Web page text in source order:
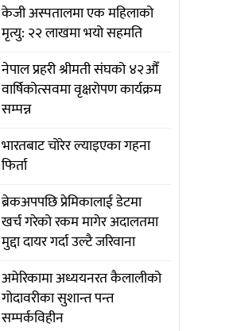
केजी अस्पतालमा एक महिलाको
मृत्यु: २२ लाखमा भयो सहमति
नेपाल प्रहरी श्रीमती संघको ४२औँ
वार्षिकोत्सवमा वृक्षरोपण कार्यक्रम
सम्पन्न
भारतबाट चोरेर ल्याइएका गहना
फिर्ता
ब्रेकअपपछि प्रेमिकालाई डेटमा
खर्च गरेको रकम मागेर अदालतमा
मुद्दा दायर गर्दा उल्टै जरिवाना
अमेरिकामा अध्ययनरत कैलालीको
गोदावरीका सुशान्त पन्त
सम्पर्कविहीन